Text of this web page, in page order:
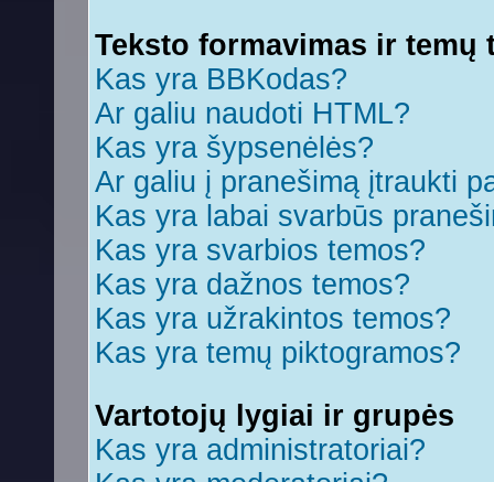
Teksto formavimas ir temų
Kas yra BBKodas?
Ar galiu naudoti HTML?
Kas yra šypsenėlės?
Ar galiu į pranešimą įtraukti
Kas yra labai svarbūs
Kas yra svarbios temos?
Kas yra dažnos temos?
Kas yra užrakintos temos?
Kas yra temų piktogramos?
Vartotojų lygiai ir grupės
Kas yra administratoriai?